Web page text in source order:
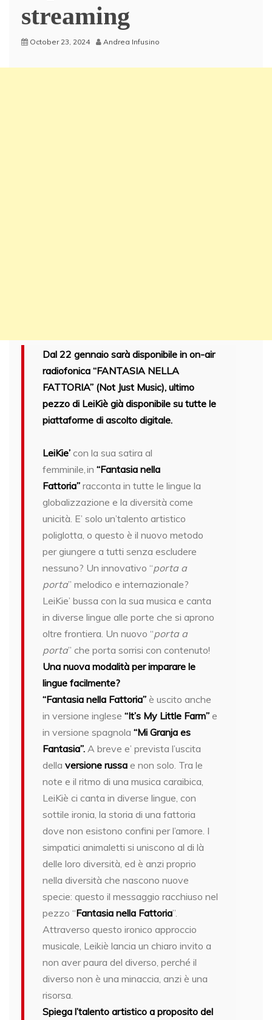
streaming
October 23, 2024 Andrea Infusino
Dal 22 gennaio sarà disponibile in on-air
radiofonica “FANTASIA NELLA
FATTORIA” (Not Just Music), ultimo
pezzo di LeiKiè già disponibile su tutte le
piattaforme di ascolto digitale.
LeiKie’ con la sua satira al
femminile, in “Fantasia nella
Fattoria” racconta in tutte le lingue la
globalizzazione e la diversità come
unicità. E’ solo un’talento artistico
poliglotta, o questo è il nuovo metodo
per giungere a tutti senza escludere
nessuno? Un innovativo “porta a
porta” melodico e internazionale?
LeiKie’ bussa con la sua musica e canta
in diverse lingue alle porte che si aprono
oltre frontiera. Un nuovo “porta a
porta” che porta sorrisi con contenuto!
Una nuova modalità per imparare le
lingue facilmente?
“Fantasia nella Fattoria” è uscito anche
in versione inglese “It’s My Little Farm” e
in versione spagnola “Mi Granja es
Fantasia”. A breve e’ prevista l’uscita
della versione russa e non solo. Tra le
note e il ritmo di una musica caraibica,
LeiKiè ci canta in diverse lingue, con
sottile ironia, la storia di una fattoria
dove non esistono confini per l’amore. I
simpatici animaletti si uniscono al di là
delle loro diversità, ed è anzi proprio
nella diversità che nascono nuove
specie: questo il messaggio racchiuso nel
pezzo “Fantasia nella Fattoria”.
Attraverso questo ironico approccio
musicale, Leikiè lancia un chiaro invito a
non aver paura del diverso, perché il
diverso non è una minaccia, anzi è una
risorsa.
Spiega l’talento artistico a proposito del